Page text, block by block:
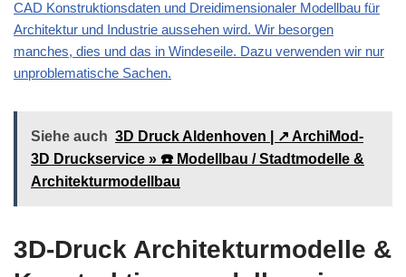
CAD Konstruktionsdaten und Dreidimensionaler Modellbau für
Architektur und Industrie aussehen wird. Wir besorgen
manches, dies und das in Windeseile. Dazu verwenden wir nur
unproblematische Sachen.
Siehe auch 3D Druck Aldenhoven | ↗️ ArchiMod-
3D Druckservice » ☎️ Modellbau / Stadtmodelle &
Architekturmodellbau
3D-Druck Architekturmodelle &